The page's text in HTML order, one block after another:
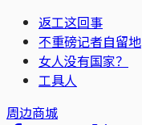
返工这回事
不重磅记者自留地
女人没有国家？
工具人
周边商城